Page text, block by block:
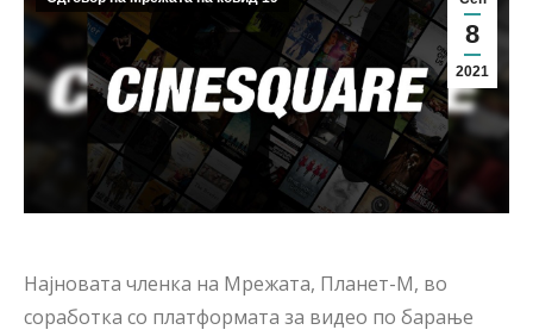
8
2021
Најновата членка на Мрежата, Планет-М, во
соработка со платформата за видео по барање